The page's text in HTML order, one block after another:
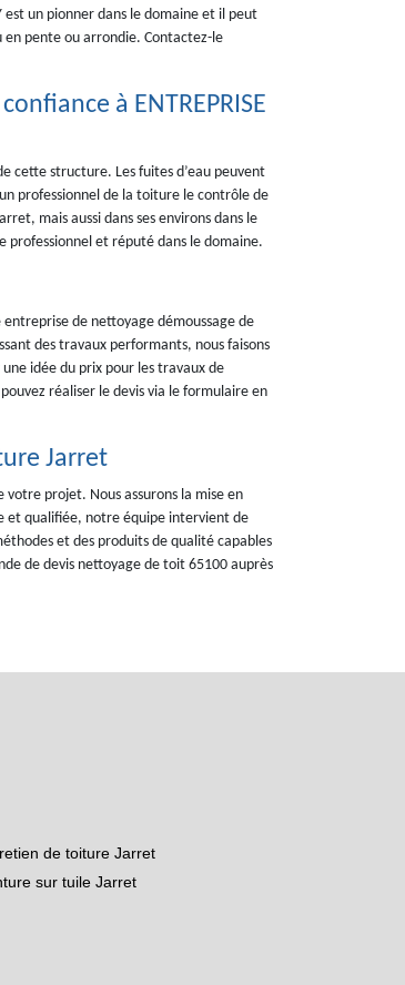
est un pionner dans le domaine et il peut
en pente ou arrondie. Contactez-le
à ENTREPRISE
cette structure. Les fuites d’eau peuvent
professionnel de la toiture le contrôle de
mais aussi dans ses environs dans le
professionnel et réputé dans le domaine.
de nettoyage démoussage de
des travaux performants, nous faisons
idée du prix pour les travaux de
réaliser le devis via le formulaire en
Jarret
projet. Nous assurons la mise en
et qualifiée, notre équipe intervient de
et des produits de qualité capables
de devis nettoyage de toit 65100 auprès
de toiture Jarret
sur tuile Jarret